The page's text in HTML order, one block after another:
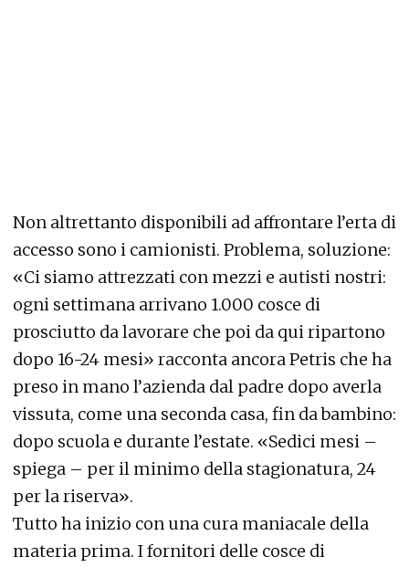
Non altrettanto disponibili ad affrontare l’erta di
accesso sono i camionisti. Problema, soluzione:
«Ci siamo attrezzati con mezzi e autisti nostri:
ogni settimana arrivano 1.000 cosce di
prosciutto da lavorare che poi da qui ripartono
dopo 16-24 mesi» racconta ancora Petris che ha
preso in mano l’azienda dal padre dopo averla
vissuta, come una seconda casa, fin da bambino:
dopo scuola e durante l’estate. «Sedici mesi –
spiega – per il minimo della stagionatura, 24
per la riserva».
Tutto ha inizio con una cura maniacale della
materia prima. I fornitori delle cosce di